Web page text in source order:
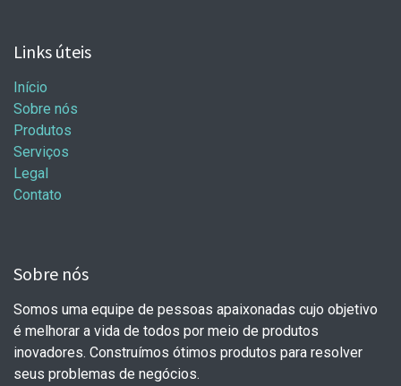
Links úteis
Início
Sobre nós
Produtos
Serviços
Legal
Contato
Sobre nós
Somos uma equipe de pessoas apaixonadas cujo objetivo
é melhorar a vida de todos por meio de produtos
inovadores. Construímos ótimos produtos para resolver
seus problemas de negócios.